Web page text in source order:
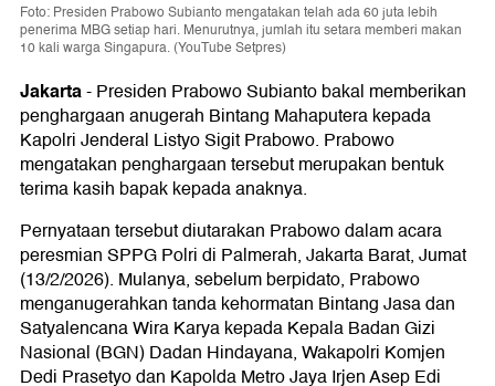
Foto: Presiden Prabowo Subianto mengatakan telah ada 60 juta lebih
penerima MBG setiap hari. Menurutnya, jumlah itu setara memberi makan
10 kali warga Singapura. (YouTube Setpres)
Jakarta-Presiden Prabowo Subianto bakal memberikan
penghargaan anugerah Bintang Mahaputera kepada
Kapolri Jenderal Listyo Sigit Prabowo. Prabowo
mengatakan penghargaan tersebut merupakan bentuk
terima kasih bapak kepada anaknya.
Pernyataan tersebut diutarakan Prabowo dalam acara
peresmian SPPG Polri di Palmerah, Jakarta Barat, Jumat
(13/2/2026). Mulanya, sebelum berpidato, Prabowo
menganugerahkan tanda kehormatan Bintang Jasa dan
Satyalencana Wira Karya kepada Kepala Badan Gizi
Nasional (BGN) Dadan Hindayana, Wakapolri Komjen
Dedi Prasetyo dan Kapolda Metro Jaya Irjen Asep Edi